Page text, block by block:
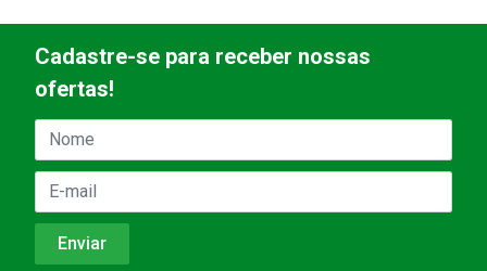
Cadastre-se para receber nossas
ofertas!